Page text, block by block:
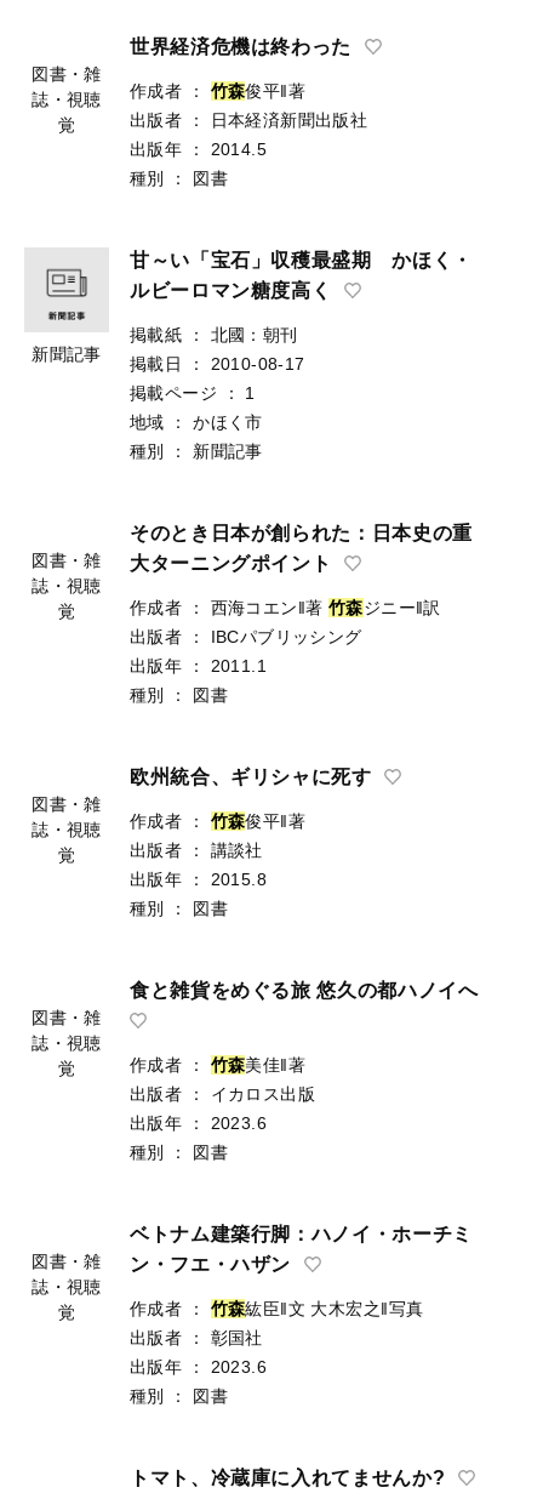
図書・雑
誌・視聴
覚
世界経済危機は終わった
作成者 ： 竹森俊平‖著
出版者
：
日本経済新聞出版社
出版年
：
2014.5
種別
： 図書
新聞記事
甘～い「宝石」収穫最盛期 かほく・
ルビーロマン糖度高く
掲載紙 ：
北國：朝刊
掲載日
：
2010-08-17
掲載ページ
：
1
地域
：
かほく市
種別
： 新聞記事
図書・雑
誌・視聴
覚
そのとき日本が創られた：日本史の重
大ターニングポイント
作成者 ： 西海コエン‖著 竹森ジニー‖訳
出版者
：
IBCパブリッシング
出版年
：
2011.1
種別
： 図書
図書・雑
誌・視聴
覚
欧州統合、ギリシャに死す
作成者 ： 竹森俊平‖著
出版者
：
講談社
出版年
：
2015.8
種別
： 図書
図書・雑
誌・視聴
覚
食と雑貨をめぐる旅 悠久の都ハノイへ
作成者 ： 竹森美佳‖著
出版者
：
イカロス出版
出版年
：
2023.6
種別
： 図書
図書・雑
誌・視聴
覚
ベトナム建築行脚：ハノイ・ホーチミ
ン・フエ・ハザン
作成者 ： 竹森紘臣‖文 大木宏之‖写真
出版者
：
彰国社
出版年
：
2023.6
種別
： 図書
トマト、冷蔵庫に入れてませんか?